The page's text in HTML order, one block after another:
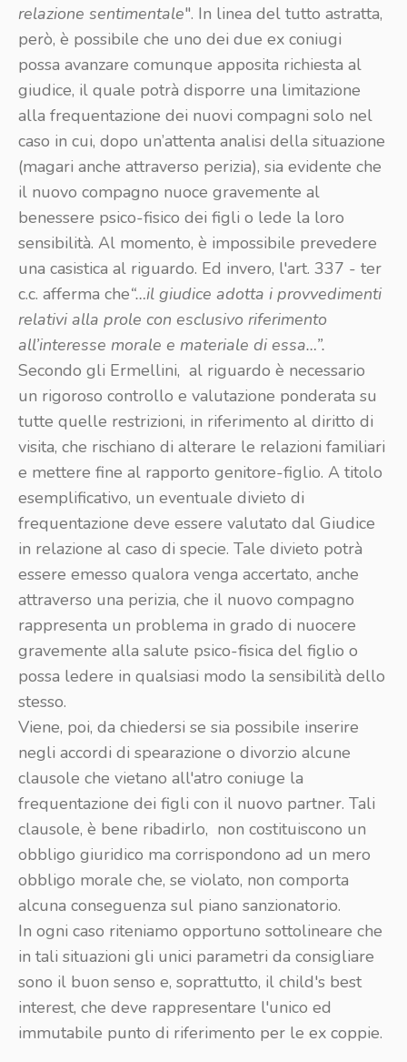
relazione sentimentale". In linea del tutto astratta,
però, è possibile che uno dei due ex coniugi
possa avanzare comunque apposita richiesta al
giudice, il quale potrà disporre una limitazione
alla frequentazione dei nuovi compagni solo nel
caso in cui, dopo un’attenta analisi della situazione
(magari anche attraverso perizia), sia evidente che
il nuovo compagno nuoce gravemente al
benessere psico-fisico dei figli o lede la loro
sensibilità. Al momento, è impossibile prevedere
una casistica al riguardo. Ed invero, l'art. 337 - ter
c.c. afferma che“…il giudice adotta i provvedimenti
relativi alla prole con esclusivo riferimento
all’interesse morale e materiale di essa…”.
Secondo gli Ermellini, al riguardo è necessario
un rigoroso controllo e valutazione ponderata su
tutte quelle restrizioni, in riferimento al diritto di
visita, che rischiano di alterare le relazioni familiari
e mettere fine al rapporto genitore-figlio. A titolo
esemplificativo, un eventuale divieto di
frequentazione deve essere valutato dal Giudice
in relazione al caso di specie. Tale divieto potrà
essere emesso qualora venga accertato, anche
attraverso una perizia, che il nuovo compagno
rappresenta un problema in grado di nuocere
gravemente alla salute psico-fisica del figlio o
possa ledere in qualsiasi modo la sensibilità dello
stesso.
Viene, poi, da chiedersi se sia possibile inserire
negli accordi di spearazione o divorzio alcune
clausole che vietano all'atro coniuge la
frequentazione dei figli con il nuovo partner. Tali
clausole, è bene ribadirlo, non costituiscono un
obbligo giuridico ma corrispondono ad un mero
obbligo morale che, se violato, non comporta
alcuna conseguenza sul piano sanzionatorio.
In ogni caso riteniamo opportuno sottolineare che
in tali situazioni gli unici parametri da consigliare
sono il buon senso e, soprattutto, il child's best
interest, che deve rappresentare l'unico ed
immutabile punto di riferimento per le ex coppie.